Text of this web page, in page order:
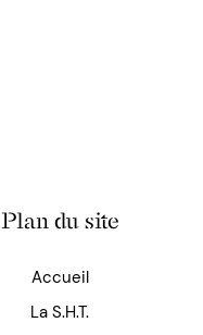
Plan du site
Accueil
La S.H.T.